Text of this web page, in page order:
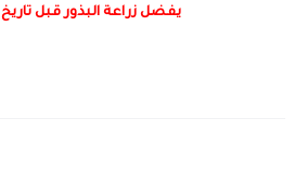
يفضل زراعة البذور قبل تاريخ 10/2026